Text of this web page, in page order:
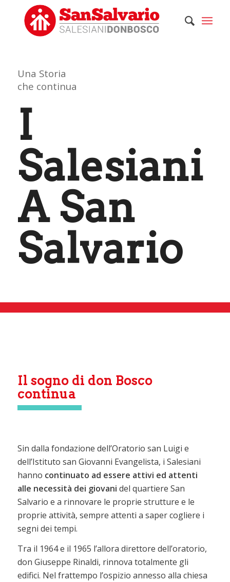
Una Storia
che continua
I
Salesiani
A San
Salvario
Il sogno di don Bosco
continua
Sin dalla fondazione dell’Oratorio san Luigi e
dell’Istituto san Giovanni Evangelista, i Salesiani
hanno continuato ad essere attivi ed attenti
alle necessità dei giovani del quartiere San
Salvario e a rinnovare le proprie strutture e le
proprie attività, sempre attenti a saper cogliere i
segni dei tempi.
Tra il 1964 e il 1965 l’allora direttore dell’oratorio,
don Giuseppe Rinaldi, rinnova totalmente gli
edifici. Nel frattempo l’ospizio annesso alla chiesa